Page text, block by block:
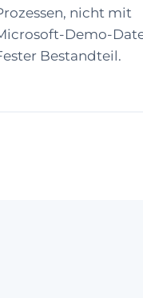
nicht mit
Demo-
Bestandteil.